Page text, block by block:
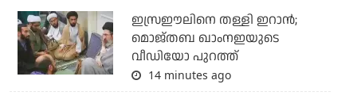
ഇസ്രഈലിനെ തള്ളി ഇറാന്‍;
മൊജ്തബ ഖാംനഇയുടെ
വീഡിയോ പുറത്ത്
14 minutes ago